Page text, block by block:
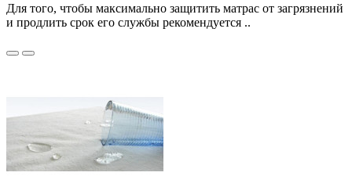
Для того, чтобы максимально защитить матрас от загрязнений
и продлить срок его службы рекомендуется ..